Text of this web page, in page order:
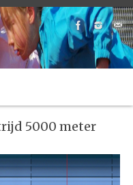
5000 meter